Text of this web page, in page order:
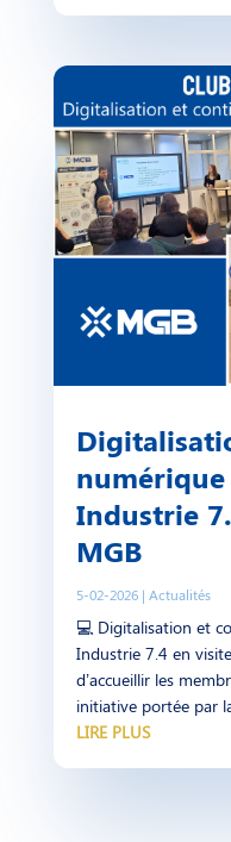
Industrie
MGB
5-02-2026| Actualités
💻 Digitalisation et
Industrie 7.4 en
d’accueillir les
initiative portée par
LIRE PLUS